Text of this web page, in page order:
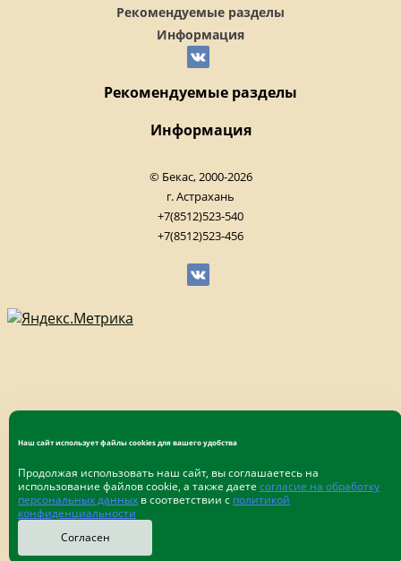
Рекомендуемые разделы
Информация
Рекомендуемые разделы
Информация
© Бекас, 2000-2026
г. Астрахань
+7(8512)523-540
+7(8512)523-456
Наш сайт использует файлы cookies для вашего удобства
Продолжая использовать наш сайт, вы соглашаетесь на
использование файлов cookie, а также даете согласие на обработку
персональных данных в соответствии с политикой
конфиденциальности
Согласен